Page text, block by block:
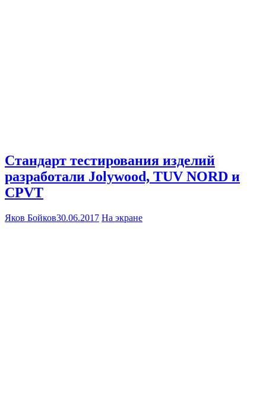
Стандарт тестирования изделий
разработали Jolywood, TUV NORD и
CPVT
Яков Бойков30.06.2017 На экране